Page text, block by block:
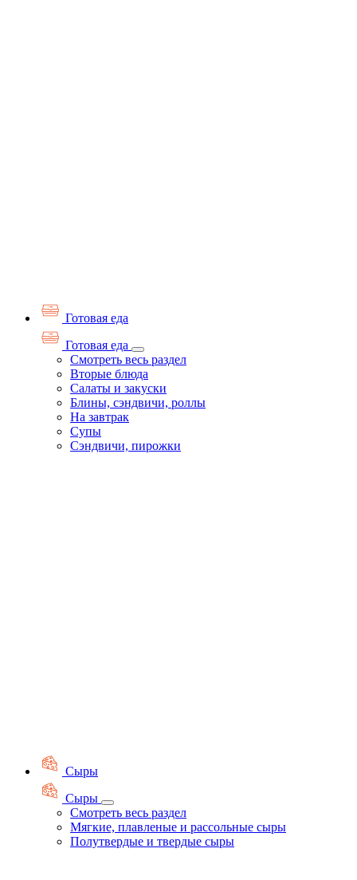
Готовая еда
Готовая еда
Смотреть весь раздел
Вторые блюда
Салаты и закуски
Блины, сэндвичи, роллы
На завтрак
Супы
Сэндвичи, пирожки
Сыры
Сыры
Смотреть весь раздел
Мягкие, плавленые и рассольные сыры
Полутвердые и твердые сыры